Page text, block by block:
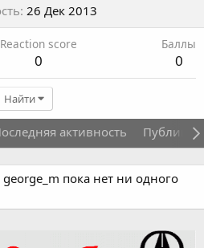
26 Дек 2013
Reaction score
0
Баллы
0
Найти
активность
пока нет ни одного